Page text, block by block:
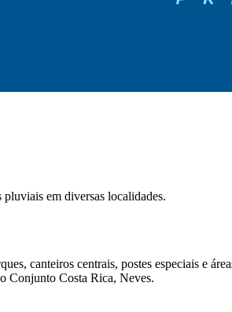
pluviais em diversas localidades.
canteiros centrais, postes especiais e
Conjunto Costa Rica, Neves.